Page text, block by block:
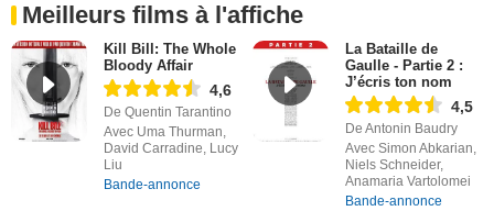
Meilleurs films à l'affiche
Kill Bill: The Whole
Bloody Affair
4,6
De Quentin Tarantino
Avec Uma Thurman,
David Carradine, Lucy
Liu
Bande-annonce
La Bataille de
Gaulle - Partie 2 :
J’écris ton nom
4,5
De Antonin Baudry
Avec Simon Abkarian,
Niels Schneider,
Anamaria Vartolomei
Bande-annonce